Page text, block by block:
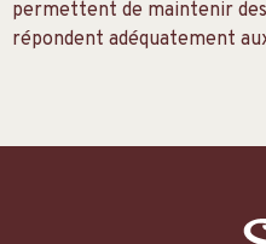
permettent de maintenir
répondent adéquatement